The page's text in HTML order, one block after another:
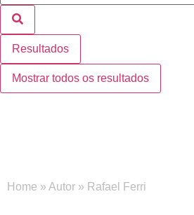
Resultados
Mostrar todos os resultados
Home » Autor » Rafael Ferri